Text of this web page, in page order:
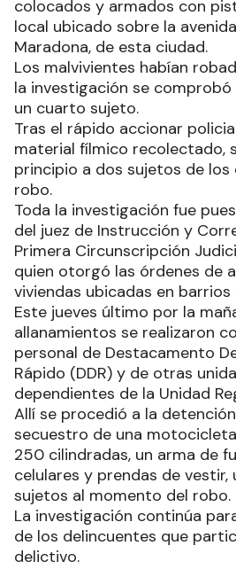
colocados y armados con
local ubicado sobre la
Maradona, de esta ciudad.
Los malvivientes habían
la investigación se
un cuarto sujeto.
Tras el rápido accionar
material fílmico recolectado,
principio a dos sujetos de
robo.
Toda la investigación fue
del juez de Instrucción y
Primera Circunscripción
quien otorgó las órdenes de
viviendas ubicadas en
Este jueves último por la
allanamientos se realizaron
personal de Destacamento
Rápido (DDR) y de otras
dependientes de la Unidad
Allí se procedió a la
secuestro de una
250 cilindradas, un arma de
celulares y prendas de
sujetos al momento del robo.
La investigación continúa
de los delincuentes que
delictivo.